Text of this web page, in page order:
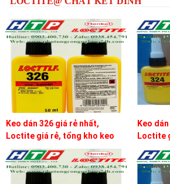
Keo dán 326 giá rẻ nhất,
Loctite giá rẻ, tổng kho keo
loctite
Keo
Loctite
loctite